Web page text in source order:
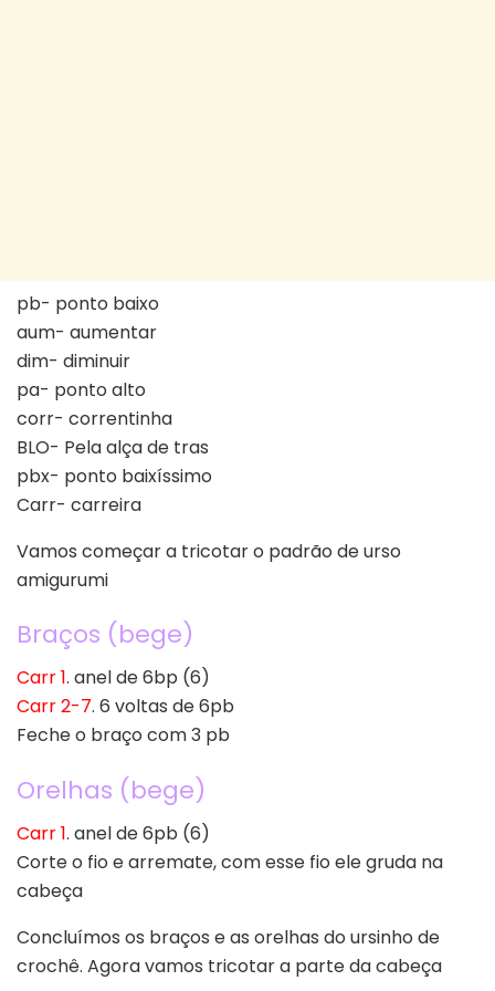
pb- ponto baixo
aum- aumentar
dim- diminuir
pa- ponto alto
corr- correntinha
BLO- Pela alça de tras
pbx- ponto baixíssimo
Carr- carreira
Vamos começar a tricotar o padrão de urso
amigurumi
Braços (bege)
Carr 1. anel de 6bp (6)
Carr 2-7. 6 voltas de 6pb
Feche o braço com 3 pb
Orelhas (bege)
Carr 1. anel de 6pb (6)
Corte o fio e arremate, com esse fio ele gruda na
cabeça
Concluímos os braços e as orelhas do ursinho de
crochê. Agora vamos tricotar a parte da cabeça